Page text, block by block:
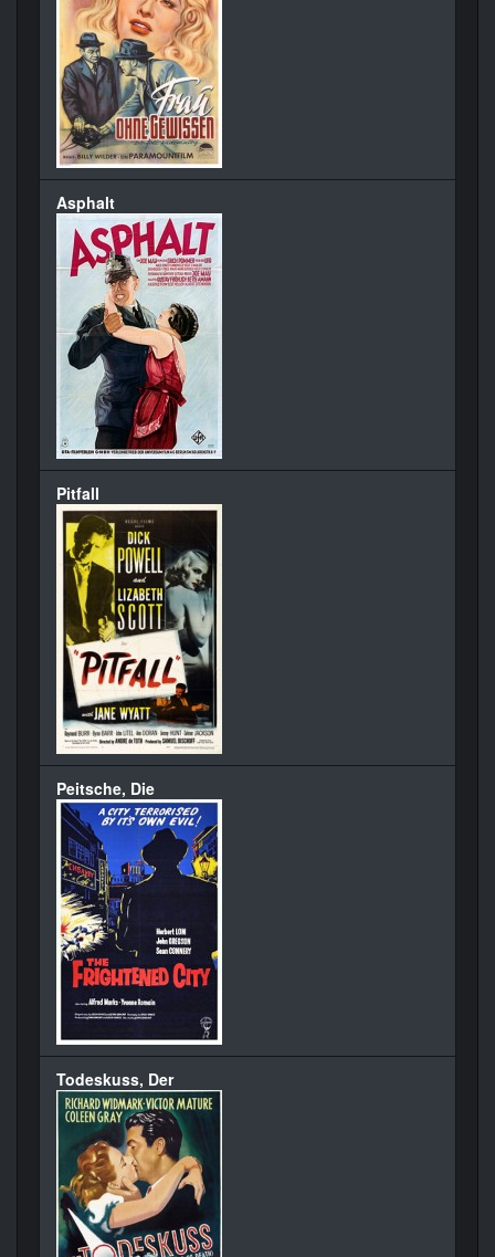
Asphalt
Pitfall
Peitsche, Die
Todeskuss, Der